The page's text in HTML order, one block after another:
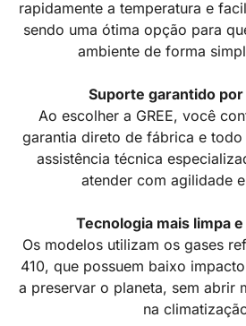
rapidamente a temperatura e
sendo uma ótima opção para
ambiente de forma
Suporte garantido por
Ao escolher a GREE, você
garantia direto de fábrica e
assistência técnica
atender com agilidade
Tecnologia mais limpa
Os modelos utilizam os gases
410, que possuem baixo
a preservar o planeta, sem abrir
na